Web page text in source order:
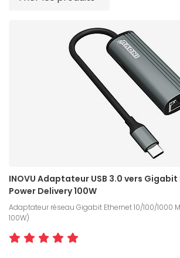
INOVU Adaptateur USB 3.0 vers
Power Delivery 100W
Adaptateur réseau Gigabit Ethernet 10/100/1000
100W)